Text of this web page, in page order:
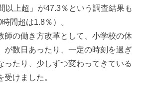
以上超」が47.3％という調査結果も
間超は1.8％）。
師の働き方改革として、小学校の休
が数日あったり、一定の時刻を過ぎ
ったり、少しずつ変わってきている
けました。